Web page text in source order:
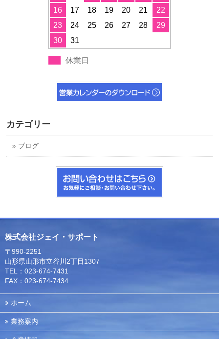
16
17 18 19 20 21
22
23
24 25 26 27 28
29
30
31
休業日
カテゴリー
ブログ
株式会社ジェイ・サポート
〒990-2251
山形県山形市立谷川2丁目1307
TEL：023-674-7431
FAX：023-674-7434
ホーム
業務案内